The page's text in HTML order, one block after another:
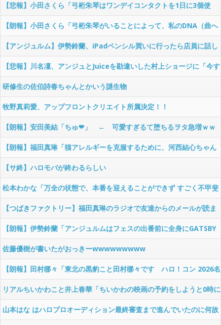
【悲報】小田さくら「弓桁朱琴はワンデイコンタクトを1日に3個使
う、目を掻くのやめーや」
【朗報】小田さくら「弓桁朱琴がいることによって、私のDNA（曲へ
のこだわり、表現）がモーニング娘。に残る、それが嬉しい」
【アンジュルム】伊勢鈴蘭、iPadペンシル買いに行ったら店員に話し
かけられる
【悲報】川名凜、アンジュとJuiceを勘違いした村上ショージに「今す
ごいよな」と振られ、明石家さんまから何がすごいのかゴン詰めされ
る
研修生の佐伯詩春ちゃんとかいう謎生物
牧野真莉愛、アップフロントクリエイト所属決定！！
【朗報】安田美結「ちゅ❤」 ← 可愛すぎるて堕ちるヲタ急増ｗｗ
ｗｗ【モーニング娘。'26】
【朗報】福田真琳「猫アレルギーを克服するために、河西結心ちゃん
の飼い猫と触れ合いたい」(ΦωΦ)【つばきファクトリー】
【サ終】ハロモバが終わるらしい
松本わかな「万全の状態で、本番を迎えることができず すごく不甲斐
なくて、すごく悔しかった」
【つばきファクトリー】福田真琳のラジオで友達からのメールが読ま
れて、最後の方で「これ私じゃね？」とようやく気付く
【朗報】伊勢鈴蘭「アンジュルムはフェスの出番前に全身にGATSBY
を塗りたくってスースーした状態でステージに出る、CMをやらせて欲
しい」
佐藤優樹が書いたがおっきーwwwwwwwww
【朗報】田村梛々「東北の黒豹こと田村梛々です ハロ！コン 2026名
古屋公演がありました！シビれる！あこがれるゥ！」
リアルちいかわこと井上春華「ちいかわの映画の予約をしようと0時に
サイトを開いたら順番待ちで12934番目になりました…」
山本はな はハロプロオーディション最終審査まで進んでいたのに何故